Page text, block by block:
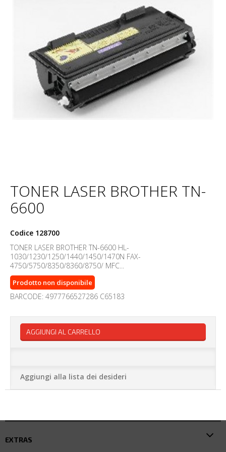
TONER LASER BROTHER TN-
6600
Codice 128700
TONER LASER BROTHER TN-6600 HL-
1030/1230/1250/1440/1450/1470N FAX-
4750/5750/8350/8360/8750/ MFC...
Prodotto non disponibile
BARCODE: 4977766527286 C65183
AGGIUNGI AL CARRELLO
Aggiungi alla lista dei desideri
EXTRAS